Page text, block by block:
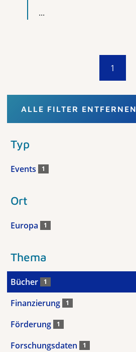
...
1
ALLE FILTER ENTFERNEN
Typ
Events 1
Ort
Europa 1
Thema
Bücher 1
Finanzierung 1
Förderung 1
Forschungsdaten 1